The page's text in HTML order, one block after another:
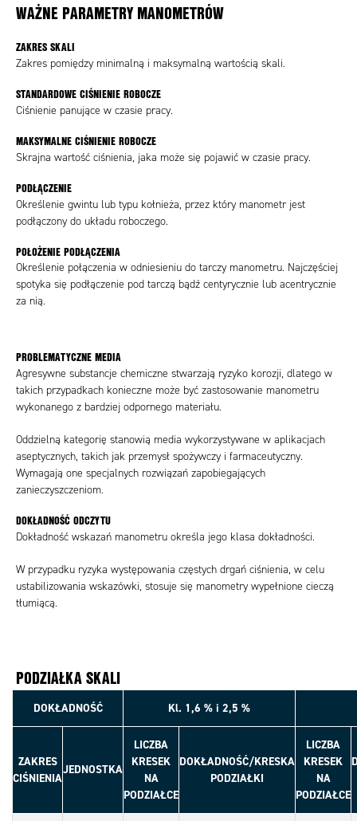
WAŻNE PARAMETRY MANOMETRÓW
ZAKRES SKALI
Zakres pomiędzy minimalną i maksymalną wartością skali.
STANDARDOWE CIŚNIENIE ROBOCZE
Ciśnienie panujące w czasie pracy.
MAKSYMALNE CIŚNIENIE ROBOCZE
Skrajna wartość ciśnienia, jaka może się pojawić w czasie pracy.
PODŁĄCZENIE
Określenie gwintu lub typu kołnieża, przez który manometr jest
podłączony do układu roboczego.
POŁOŻENIE PODŁĄCZENIA
Określenie połączenia w odniesieniu do tarczy manometru. Najczęściej
spotyka się podłączenie pod tarczą bądź centyrycznie lub acentrycznie
za nią.
PROBLEMATYCZNE MEDIA
Agresywne substancje chemiczne stwarzają ryzyko korozji, dlatego w
takich przypadkach konieczne może być zastosowanie manometru
wykonanego z bardziej odpornego materiału.
Oddzielną kategorię stanowią media wykorzystywane w aplikacjach
aseptycznych, takich jak przemysł spożywczy i farmaceutyczny.
Wymagają one specjalnych rozwiązań zapobiegających
zanieczyszczeniom.
DOKŁADNOŚĆ ODCZYTU
Dokładność wskazań manometru określa jego klasa dokładności.
W przypadku ryzyka występowania częstych drgań ciśnienia, w celu
ustabilizowania wskazówki, stosuje się manometry wypełnione cieczą
tłumiącą.
PODZIAŁKA SKALI
DOKŁADNOŚĆ Kl. 1,6 % i 2,5 %
ZAKRES
CIŚNIENIA
JEDNOSTKA
LICZBA
KRESEK
NA
PODZIAŁCE
DOKŁADNOŚĆ/KRESKA
PODZIAŁKI
LICZBA
KRESEK
NA
PODZIAŁCE